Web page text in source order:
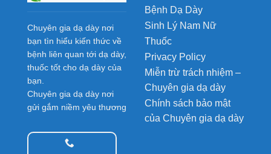
Chuyên gia dạ dày nơi
bạn tìn hiểu kiến thức về
bệnh liên quan tới dạ dày,
thuốc tốt cho dạ dày của
bạn.
Chuyên gia dạ dày nơi
gửi gắm niềm yêu thương
Bệnh Dạ Dày
Sinh Lý Nam Nữ
Thuốc
Privacy Policy
Miễn trừ trách nhiệm –
Chuyên gia dạ dày
Chính sách bảo mật
của Chuyên gia dạ dày